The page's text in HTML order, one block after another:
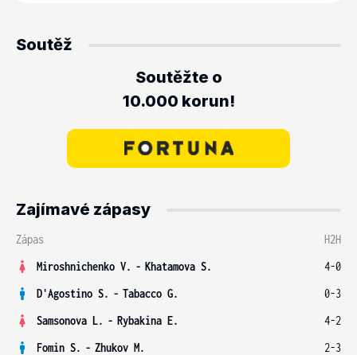
Soutěž
Soutěžte o
10.000 korun!
Zajímavé zápasy
Zápas
H2H
Miroshnichenko V. - Khatamova S.
4-0
D'Agostino S. - Tabacco G.
0-3
Samsonova L. - Rybakina E.
4-2
Fomin S. - Zhukov M.
2-3